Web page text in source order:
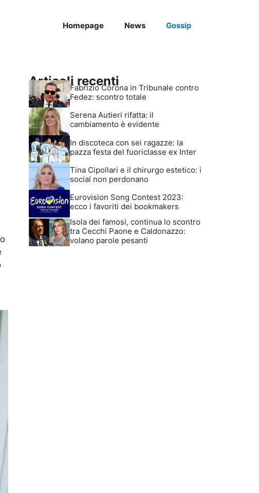
Homepage News Gossip
Articoli recenti
Fabrizio Corona in Tribunale contro
Fedez: scontro totale
Serena Autieri rifatta: il
cambiamento è evidente
In discoteca con sei ragazze: la
pazza festa del fuoriclasse ex Inter
Tina Cipollari e il chirurgo estetico: i
social non perdonano
Eurovision Song Contest 2023:
ecco i favoriti dei bookmakers
Isola dei famosi, continua lo scontro
tra Cecchi Paone e Caldonazzo:
volano parole pesanti